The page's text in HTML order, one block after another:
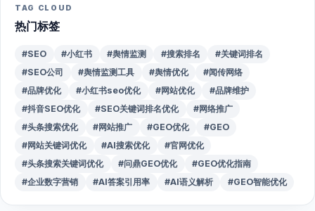
TAG CLOUD
热门标签
#SEO #小红书 #舆情监测 #搜索排名
#关键词排名
#SEO公司
#舆情监测工具 #舆情优化
#闻传网络
#品牌优化
#小红书seo优化 #网站优化
#品牌维护
#抖音SEO优化
#SEO关键词排名优化
#网络推广
#头条搜索优化
#网站推广 #GEO优化
#GEO
#网站关键词优化
#AI搜索优化
#官网优化
#头条搜索关键词优化
#问鼎GEO优化
#GEO优化指南
#企业数字营销
#AI答案引用率 #AI语义解析 #GEO智能优化